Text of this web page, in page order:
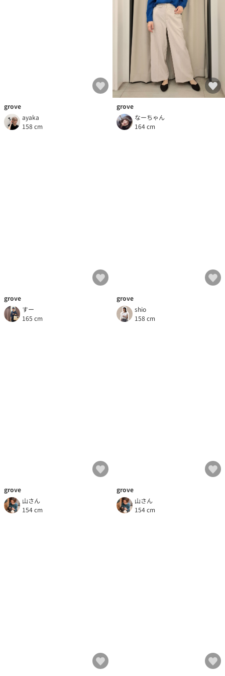
grove
ayaka
158 cm
grove
なーちゃん
164 cm
grove
すー
165 cm
grove
shio
158 cm
grove
山さん
154 cm
grove
山さん
154 cm